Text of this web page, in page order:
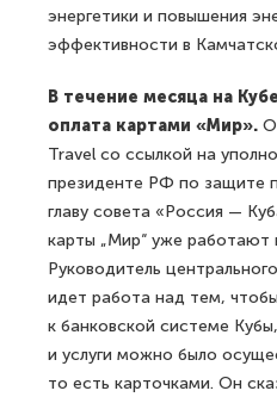
энергетики и повышения
эффективности в
В течение месяца на
оплата картами «Мир».
Travel со ссылкой на
президенте РФ по защите
главу совета «Россия —
карты „Мир“ уже работают
Руководитель
идет работа над тем,
к банковской системе
и услуги можно было
то есть карточками. Он